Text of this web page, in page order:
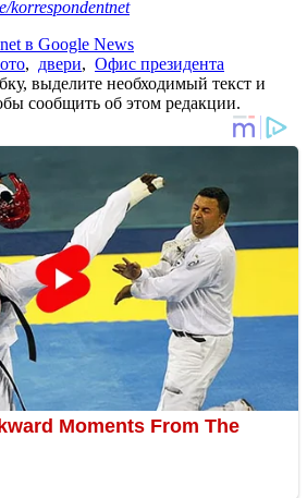
korrespondentnet
в Google News
, двери, Офис президента
выделите необходимый текст и
сообщить об этом редакции.